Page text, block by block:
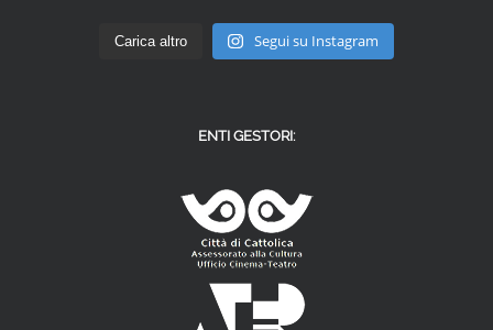
Carica altro Segui su Instagram
ENTI GESTORI: